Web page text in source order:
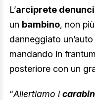
L’arciprete
un bambino, non
danneggiato
mandando in
posteriore con un
“Allertiamo i